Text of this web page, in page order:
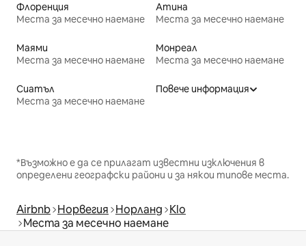
Флоренция
Места за месечно наемане
Атина
Места за месечно наемане
Маями
Места за месечно наемане
Монреал
Места за месечно наемане
Сиатъл
Места за месечно наемане
Повече информация
*Възможно е да се прилагат известни изключения в
определени географски райони и за някои типове места.
Airbnb Норвегия Норланд Klo
Места за месечно наемане